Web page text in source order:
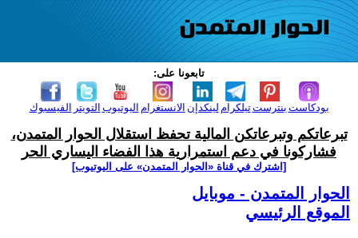
تابعونا على:
الفيسبوك التويتر اليوتيوب الانستغرام لينكدإن تيلكرامبنترست بودكاست
تبرعاتكم وتبرعاتكن المالية تحفظ استقلال الحوار المتمدن،
فشاركونا في دعم استمرارية هذا الفضاء اليساري الحر
[اشترك في قناة ‫«الحوار المتمدن» على اليوتيوب]
الحوار المتمدن - موبايل
الموقع الرئيسي